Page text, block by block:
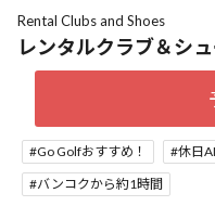
Rental Clubs and Shoes
レンタルクラブ＆シ
Go Golfおすすめ！
休日
バンコクから約1時間